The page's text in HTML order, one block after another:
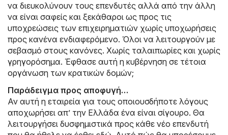
να διευκολύνουν τους επενδυτές αλλά από την άλλη
να είναι σαφείς και ξεκάθαροι ως προς τις
υποχρεώσεις των επιχειρηματιών χωρίς υποχωρήσεις
προς κανένα ενδιαφερόμενο. Όλοι να λειτουργούν με
σεβασμό στους κανόνες. Χωρίς ταλαιπωρίες και χωρίς
γρηγορόσημα. Έφθασε αυτή η κυβέρνηση σε τέτοια
οργάνωση των κρατικών δομών;
Παράδειγμα προς αποφυγή…
Αν αυτή η εταιρεία για τους οποιουσδήποτε λόγους
αποχωρήσει απ’ την Ελλάδα ένα είναι σίγουρο. Θα
λειτουργήσει δυσφημιστικά προς κάθε νέο επενδυτή